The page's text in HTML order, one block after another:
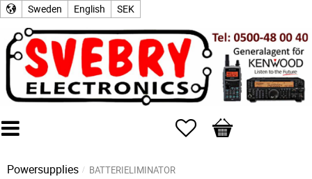
Sweden English SEK
Favorites
Basket
Powersupplies BATTERIELIMINATOR